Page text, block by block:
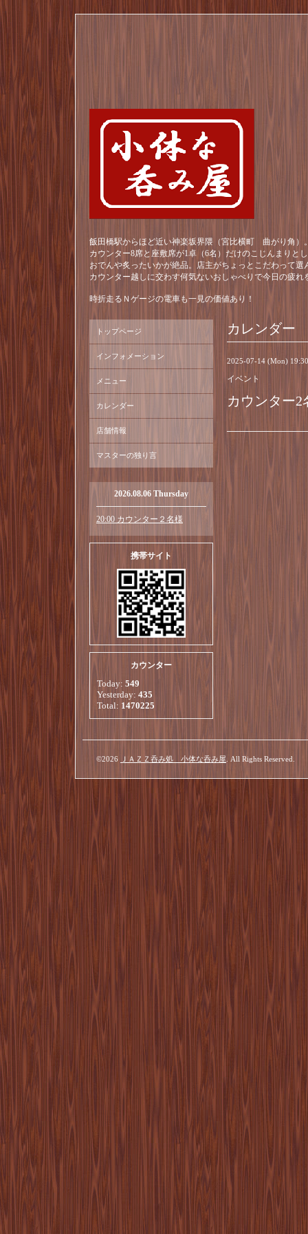
飯田橋駅からほど近い神楽坂界隈（宮比横町 曲がり角）
カウンター8席と座敷席が1卓（6名）だけのこじんまりと
おでんや炙ったいかが絶品。店主がちょっとこだわって
カウンター越しに交わす何気ないおしゃべりで今日の疲れ
時折走るＮゲージの電車も一見の価値あり！
カレンダー
2025-07-14 (Mon)
イベント
カウンター2
トップページ
インフォメーション
メニュー
カレンダー
店舗情報
マスターの独り言
2026.08.06 Thursday
20:00 カウンター２名様
携帯サイト
カウンター
Today: 549
Yesterday: 435
Total: 1470225
©2026 ＪＡＺＺ呑み処 小体な呑み屋 . All Rights Reserved.